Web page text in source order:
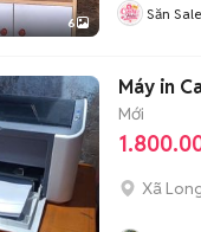
6 Săn
Máy in
Mới
Xã